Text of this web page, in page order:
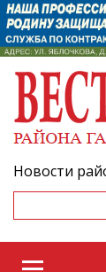
Новости